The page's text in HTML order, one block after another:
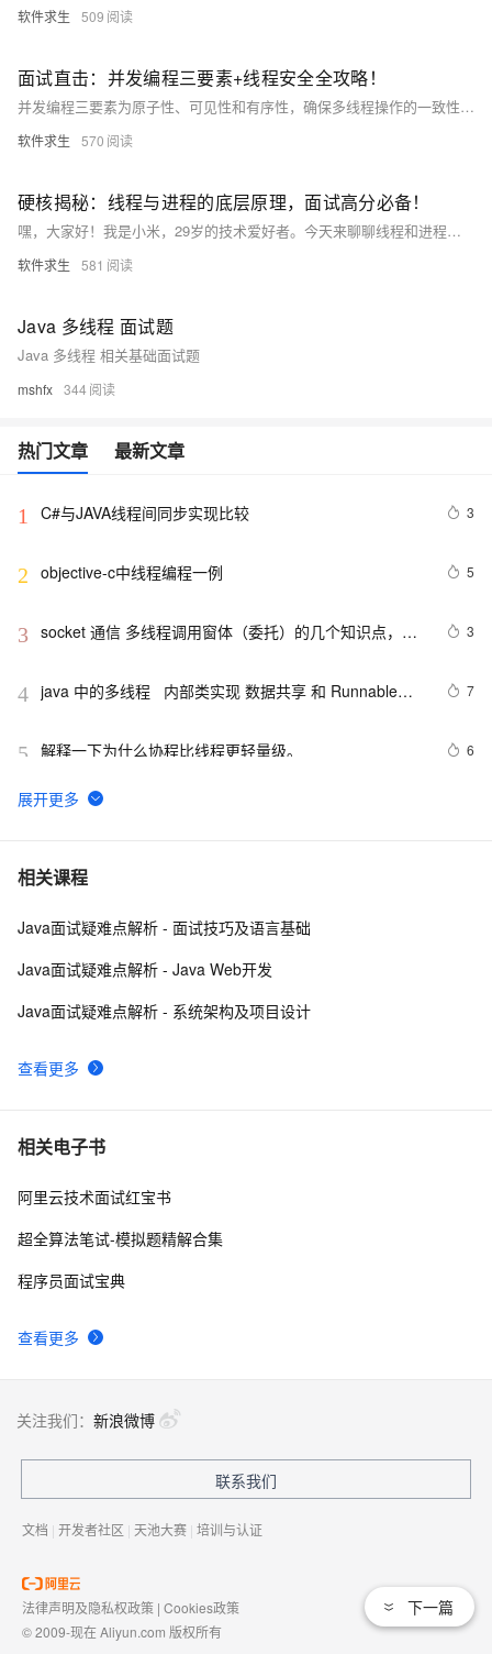
软件求生 509
面试直击：并发编程三要素+线程安全全攻略！
并发编程三要素为原子性、可见性和有序性，确保多线程操作的一致性和安全性。Java 中通过 `synchronized`、`Lock`、`volatile`、原子类和线程安全集合等机制保障线程安全。掌握这些概念和工具，能有效解决并发问题，编写高效稳定的多线程程序。
软件求生 570
硬核揭秘：线程与进程的底层原理，面试高分必备！
嘿，大家好！我是小米，29岁的技术爱好者。今天来聊聊线程和进程的区别。进程是操作系统中运行的程序实例，有独立内存空间；线程是进程内的最小执行单元，共享内存。创建进程开销大但更安全，线程轻量高效但易引发数据竞争。面试时可强调：进程是资源分配单位，线程是CPU调度单位。根据不同场景选择合适的并发模型，如高并发用线程池。希望这篇文章能帮你更好地理解并回答面试中的相关问题，祝你早日拿下心仪的offer！
软件求生 581
Java 多线程 面试题
Java 多线程 相关基础面试题
mshfx 344
热门文章 最新文章
1 C#与JAVA线程间同步实现比较 3
2 objective-c中线程编程一例 5
3 socket 通信 多线程调用窗体（委托）的几个知识点，记
3
4 java 中的多线程   内部类实现 数据共享 和 Runnable实
7
5 解释一下为什么协程比线程更轻量级。 6
6 linux多线程示例
7 1、Linux多线程，基本概念
8 Spring Boot 服务监控，健康检查，线程信息，JVM堆信
相关课程
查看更多
Java面试疑难点解析 - 面试技巧及语言基础
Java面试疑难点解析 - Java Web开发
Java面试疑难点解析 - 系统架构及项目设计
相关电子书
查看更多
阿里云技术面试红宝书
超全算法笔试-模拟题精解合集
程序员面试宝典
下一篇
关注我们： 新浪微博
联系我们
文档 | 开发者社区 | 天池大赛 | 培训与认证
法律声明及隐私权政策 | Cookies政策
© 2009-现在 Aliyun.com 版权所有